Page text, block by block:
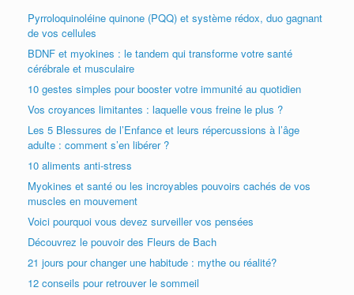
Pyrroloquinoléine quinone (PQQ) et système rédox, duo gagnant
de vos cellules
BDNF et myokines : le tandem qui transforme votre santé
cérébrale et musculaire
10 gestes simples pour booster votre immunité au quotidien
Vos croyances limitantes : laquelle vous freine le plus ?
Les 5 Blessures de l’Enfance et leurs répercussions à l’âge
adulte : comment s’en libérer ?
10 aliments anti-stress
Myokines et santé ou les incroyables pouvoirs cachés de vos
muscles en mouvement
Voici pourquoi vous devez surveiller vos pensées
Découvrez le pouvoir des Fleurs de Bach
21 jours pour changer une habitude : mythe ou réalité?
12 conseils pour retrouver le sommeil